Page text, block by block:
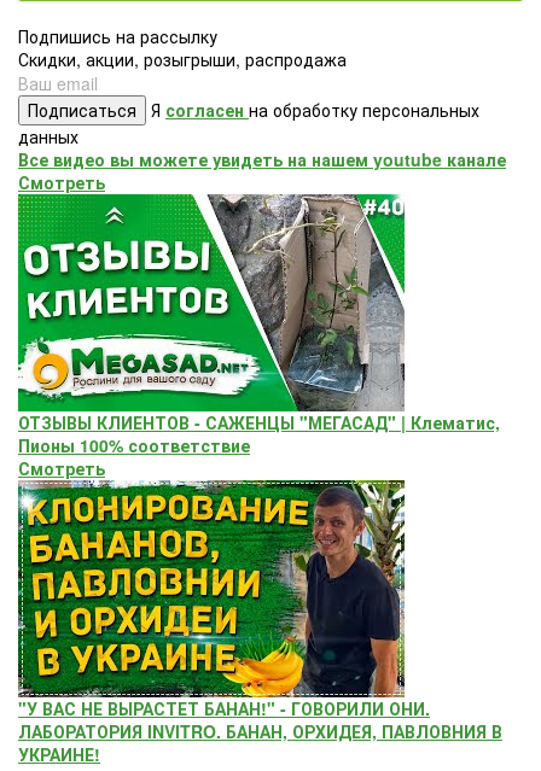
Подпишись на рассылку
Скидки, акции, розыгрыши, распродажа
Подписаться Я согласен на обработку персональных
данных
Все видео вы можете увидеть на нашем youtube канале
Смотреть
ОТЗЫВЫ КЛИЕНТОВ - САЖЕНЦЫ "МЕГАСАД" | Клематис,
Пионы 100% соответствие
Смотреть
"У ВАС НЕ ВЫРАСТЕТ БАНАН!" - ГОВОРИЛИ ОНИ.
ЛАБОРАТОРИЯ INVITRO. БАНАН, ОРХИДЕЯ, ПАВЛОВНИЯ В
УКРАИНЕ!